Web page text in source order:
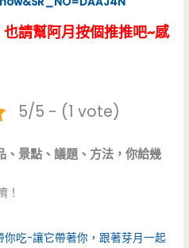
請幫阿月按個推推吧~感
5/5 - (1 vote)
、景點、議題、方法，你給幾
！
你吃-讓它帶著你，跟著芽月一起